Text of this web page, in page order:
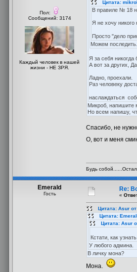
Пол:
Сообщений: 3174
Каждый человек в нашей
жизни - НЕ ЗРЯ.
Цитата:
В правиле № 18
Я не хочу никого
Просто "дело
Можем
Я за себя никогда
А вот за других, Да
Ладно, проехали.
Раз человеку
наслаждаться
Микроб, напишите
Но всем напишу,
Спасибо, не
О, вот и меня
Будь
Emerald
Гость
Re:
«
Цитата: Asur
Цитата:
Цитата: Asur
Кстати, как
У любого админа.
В личку мона?
Мона.